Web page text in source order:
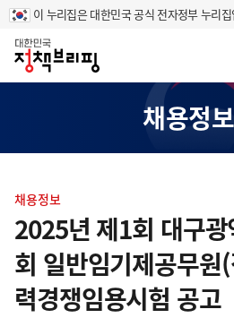
이 누리집은 대한민국 공식 전자정부 누리
홈
채용정보
텐
츠
영
역
채용정보
2025년 제1회 대구
회 일반임기제공무원
력경쟁임용시험 공고